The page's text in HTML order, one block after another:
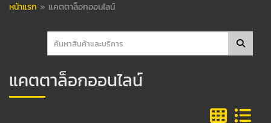
หน้าแรก » แคตตาล็อกออนไลน์
แคตตาล็อกออนไลน์